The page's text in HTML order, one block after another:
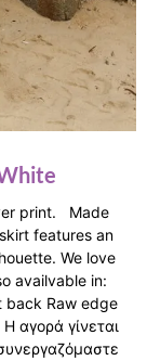
print. Made
features an
We love
availvable in:
back Raw edge
αγορά γίνεται